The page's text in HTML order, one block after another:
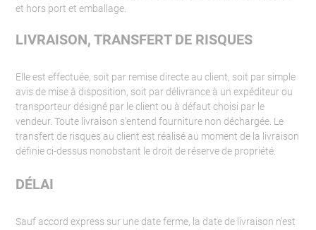
et hors port et emballage.
LIVRAISON, TRANSFERT DE RISQUES
Elle est effectuée, soit par remise directe au client, soit par simple
avis de mise à disposition, soit par délivrance à un expéditeur ou
transporteur désigné par le client ou à défaut choisi par le
vendeur. Toute livraison s’entend fourniture non déchargée. Le
transfert de risques au client est réalisé au moment de la livraison
définie ci-dessus nonobstant le droit de réserve de propriété.
DÉLAI
Sauf accord express sur une date ferme, la date de livraison n’est